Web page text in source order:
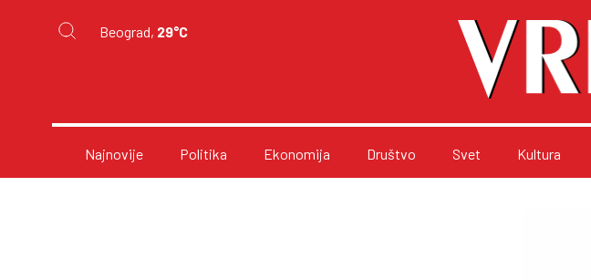
Beograd, 29°C
Najnovije Politika Ekonomija Društvo Svet Kultura